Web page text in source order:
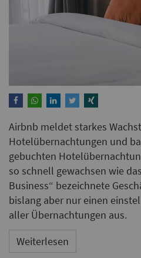
Airbnb meldet starkes
Hotelübernachtungen und
gebuchten
so schnell gewachsen wie
Business“ bezeichnete
bislang aber nur einen
aller Übernachtungen aus.
Weiterlesen